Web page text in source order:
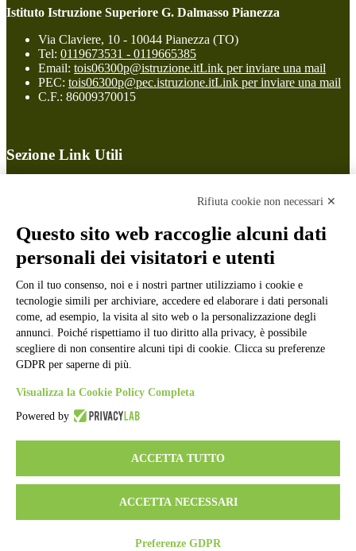
Istituto Istruzione Superiore G. Dalmasso Pianezza
Via Claviere, 10 - 10044 Pianezza (TO)
Tel: 0119673531 - 0119665385
Email: tois06300p@istruzione.itLink per inviare una mail
PEC: tois06300p@pec.istruzione.itLink per inviare una mail
C.F.: 86009370015
Sezione Link Utili
Ufficio Relazioni con il Pubblico
Dichiarazione di accessibilità
Obiettivi di accessibilità
Gestione consensi cookie
Amministrazione trasparente
Pagina visualizzata
147807volte
Sezione Copyright
Copyright 2026 | Engineered and powered by Gruppo Spaggiari
Parma S.p.A. | Divisione Publishing & New Social Media
Rifiuta cookie non necessari ✕
Questo sito web raccoglie alcuni dati
personali dei visitatori e utenti
Con il tuo consenso, noi e i nostri partner utilizziamo i cookie e
tecnologie simili per archiviare, accedere ed elaborare i dati personali
come, ad esempio, la visita al sito web o la personalizzazione degli
annunci. Poiché rispettiamo il tuo diritto alla privacy, è possibile
scegliere di non consentire alcuni tipi di cookie. Clicca su preferenze
GDPR per saperne di più.
Visualizza la Cookie Policy Completa
Powered by
ACCETTA TUTTO
ACCETTA NECESSARI
Preferenze GDPR